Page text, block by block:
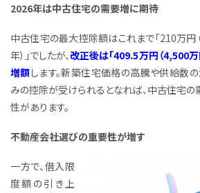
2026年は中古住宅の需要増に期待
中古住宅の最大控除額はこれまで「210万
年）」でしたが、 改正後は「409.5万円（4,500
増額します。新築住宅価格の高騰や供給数
みの控除が受けられるとなれば、中古住宅
性があります。
不動産会社選びの重要性が増す
一方で、借入限
度額の引き上